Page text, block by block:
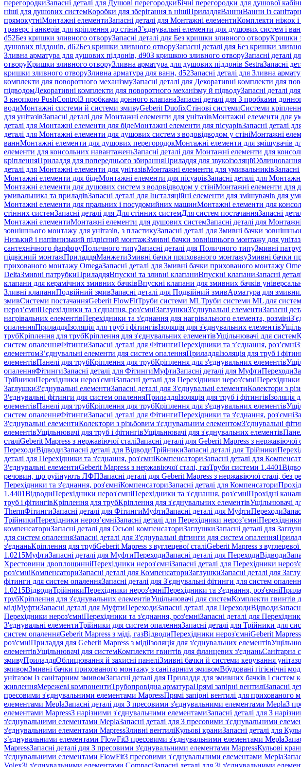
перегородкиЗапасні деталі для Душові перегородкиБічні перегородки для душової
ніші для душових системКоробки для зберігання в нішіПриладдяВанниВанни із
прямокутніМонтажні елементиЗапасні деталі для Монтажні елементиКомплекти ніжок і
траверс і анкерів для кріплення до стіниЗ’єднувальні елементи для душових систем і
d52Без кришки зливного отворуЗапасні деталі для Без кришки зливного отворуКришки
душових піддонів, d62Без кришки зливного отворуЗапасні деталі для Без кришки
Зливна арматура для душових піддонів, d90З кришкою зливного отворуЗапасні деталі
отворуКришки зливного отворуЗливна арматура для душових піддонів SestraЗапасні
кришки зливного отворуЗливна арматура для ванн, d52Запасні деталі для Зливна
комплекти для поворотного механізмуЗапасні деталі для Декоративні комплекти для
підводомДекоративні комплекти для поворотного механізму й підводуЗапасні деталі
З кнопкою PushControlЗ пробками донного клапанаЗапасні деталі для З пробками
водиМонтажні системи й системи змивуGeberit DuofixСтінові системиСистеми
для унітазівЗапасні деталі для Монтажні елементи для унітазівМонтажні елементи для
деталі для Монтажні елементи для бідеМонтажні елементи для пісуарівЗапасні деталі
деталі для Монтажні елементи для душових систем з водовідводом у стініМонтажні
ваннМонтажні елементи для душових перегородокМонтажні елементи для змішувачів
елементи для консольних навантаженьЗапасні деталі для Монтажні елементи для
кріпленняПриладдя для попереднього збиранняПриладдя для звукоізоляціїОблицювання
деталі для Монтажні елементи для унітазівМонтажні елементи для умивальників
Монтажні елементи для бідеМонтажні елементи для пісуарівЗапасні деталі для
Монтажні елементи для душових систем з водовідводом у стініМонтажні елементи для
умивальника та приладівЗапасні деталі для Інсталяційні елементи для змішувачів для
Монтажні елементи для пральних і посудомийних машинМонтажні елементи для
стінних системЗапасні деталі для Для стінних системДля систем постачанняЗапасні
Монтажні елементиМонтажні елементи для душових системЗапасні деталі для
зовнішнього монтажу для унітазів, з пластикуЗапасні деталі для Змивні бачки
Низький і напівнизький підвісний монтажЗмивні бачки зовнішнього монтажу для
сантехнічного фарфоруПоличного типуЗапасні деталі для Поличного типуЗмивні
підвісний монтажПриладдяМанжетиЗмивні бачки прихованого монтажуЗмивні бачки
прихованого монтажу OmegaЗапасні деталі для Змивні бачки прихованого монтажу
DeltaЗмивні патрубкиПриладдяВпускні та зливні клапаниВпускні клапаниЗапасні
клапани для керамічних змивних бачківВпускні клапани для змивних бачків
Зливні клапаниПодвійний змивЗапасні деталі для Подвійний змивАрматура для
змивСистеми постачанняGeberit FlowFitТруби системи MLТруби системи ML для
нероз’ємніПерехідники та з'єднання, роз'ємніЗаглушкиЗ'єднувальні елементиЗапасні
нагрівальних елементівПерехідники та з'єднання для нагрівального елемента, розміні
опаленняПриладдяІзоляція для труб і фітингівІзоляція для з'єднувальних елементів
трубКріплення для трубКріплення для з'єднувальних елементівУщільнювачі для систем
систем опаленняФітингиЗапасні деталі для ФітингиПерехідники та з’єднання, роз’ємні
елементомЗ’єднувальні елементи для систем опаленняПриладдяІзоляція для труб і
елементівПанелі для трубКріплення для трубКріплення для з'єднувальних елементів
опаленняФітингиЗапасні деталі для ФітингиМуфтиЗапасні деталі для МуфтиПереходи
ТрійникиПерехідники нероз'ємніЗапасні деталі для Перехідники нероз'ємніПерехідники
ЗаглушкиЗ'єднувальні елементиЗапасні деталі для З'єднувальні елементиКолектори з
З'єднувальні фітинги для систем опаленняПриладдяІзоляція для труб і фітингівІзоляція
елементівПанелі для трубКріплення для трубКріплення для з'єднувальних елементів
систем опаленняФітингиЗапасні деталі для ФітингиПерехідники та з'єднання, роз'ємні
З'єднувальні елементиКолектори з різьбовим з'єднувальним елементомЗ'єднувальні
елементівУщільнювачі для труб і фітингівУщільнювачі для з'єднувальних елементів
сталіGeberit Mapress з нержавіючої сталіЗапасні деталі для Geberit Mapress з нержавіючої
ПереходиВідводиЗапасні деталі для ВідводиТрійникиЗапасні деталі для Трійники
деталі для Перехідники та з'єднання, роз'ємніКомпенсаториЗапасні деталі для
З'єднувальні елементиGeberit Mapress з нержавіючої сталі, газТруби системи 1.4401
речовин, що руйнують ЛФПЗапасні деталі для Geberit Mapress з нержавіючої сталі,
Перехідники та з'єднання, роз'ємніКомпенсаториЗапасні деталі для Компенсатори
1.4401ВідводиПерехідники нероз'ємніПерехідники та з'єднання, роз'ємніПрохідні
труб і фітингівКріплення для трубКріплення для з'єднувальних елементівУщільнювачі
ThermФітингиЗапасні деталі для ФітингиМуфтиЗапасні деталі для МуфтиПереходи
ТрійникиПерехідники нероз’ємніЗапасні деталі для Перехідники нероз’ємні
компенсаториЗапасні деталі для Осьові компенсаториЗаглушкиЗапасні деталі для
для систем опаленняЗапасні деталі для З'єднувальні фітинги для систем опалення
з'єднаньКріплення для трубGeberit Mapress з вуглецевої сталіGeberit Mapress з вуглецевої
1.0215МуфтиЗапасні деталі для МуфтиПереходиЗапасні деталі для ПереходиВідводи
Хрестовини двоплощинніПерехідники нероз'ємніЗапасні деталі для Перехідники
роз'ємніКомпенсаториЗапасні деталі для КомпенсаториЗаглушкиЗапасні деталі для
фітинги для систем опаленняЗапасні деталі для З'єднувальні фітинги для систем
1.0215ВідводиТрійникиПерехідники нероз'ємніПерехідники та з'єднання, роз'ємні
трубКріплення для з'єднувальних елементівУщільнювачі для системКомплекти гвинтів
мідіМуфтиЗапасні деталі для МуфтиПереходиЗапасні деталі для ПереходиВідводи
Перехідники нероз'ємніПерехідники та з'єднання, роз'ємніЗапасні деталі для
З'єднувальні елементиТрійники для систем опаленняЗапасні деталі для Трійники для
систем опаленняGeberit Mapress з міді, газВідводиПерехідники нероз'ємніGeberit
роз'ємніПриладдя для Geberit Mapress з мідіІзоляція для з'єднувальних елементів
елементівУщільнювачі для системКомплекти гвинтів для фланцевих з'єднаньСанітарна
змивуПриладдяОблицювання й захисні панеліЗмивні бачки й системи керування
змивомЗмивні бачки прихованого монтажу з санітарним змивомВбудовані гігієнічні
унітазом із санітарним змивомЗапасні деталі для Приладдя для змивних бачків і систем
живленняМережеві компонентиТрубопровідна арматураПрямі запірні вентиліЗапасні
пресовими з'єднувальними елементами MapressПрямі запірні вентилі для прихованого
елементами MeplaЗапасні деталі для З пресовими з'єднувальними елементами MeplaЗ
елементами MapressЗ нарізними з'єднувальними елементамиЗапасні деталі для З
з'єднувальними елементами MeplaЗапасні деталі для З пресовими з'єднувальними
з'єднувальними елементами MapressЗливні вентиліКульові краниЗапасні деталі для
з’єднувальними елементами FlowFitЗ пресовими з'єднувальними елементами Mepla
MapressЗапасні деталі для З пресовими з'єднувальними елементами MapressКульові
з'єднувальними елементами FlowFitЗ пресовими з'єднувальними елементами Mepla
VolexЗі з'єднувальними елементами CompactЗапасні деталі для Зі з'єднувальними